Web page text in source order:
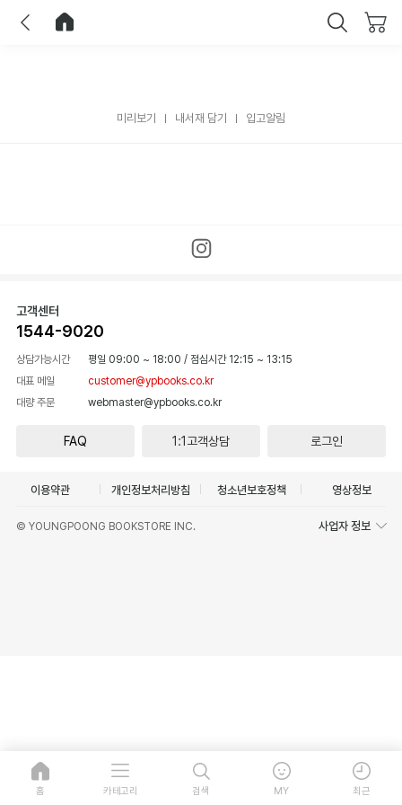
미리보기 내서재 담기 입고알림
고객센터
1544-9020
상담가능시간 평일 09:00 ~ 18:00 / 점심시간 12:15 ~ 13:15
대표 메일
customer@ypbooks.co.kr
대량 주문
webmaster@ypbooks.co.kr
FAQ 1:1고객상담 로그인
이용약관 개인정보처리방침 청소년보호정책 영상정보
© YOUNGPOONG BOOKSTORE INC. 사업자 정보
홈 카테고리 검색 MY 최근